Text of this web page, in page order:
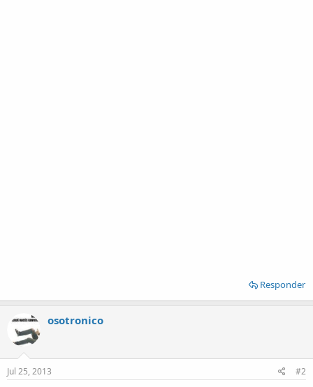
Responder
osotronico
Jul 25, 2013 #2